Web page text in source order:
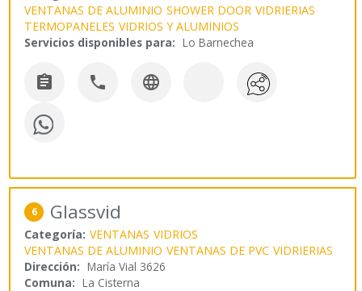
VENTANAS DE ALUMINIO SHOWER DOOR VIDRIERIAS
TERMOPANELES VIDRIOS Y ALUMINIOS
Servicios disponibles para: Lo Barnechea
  
6 Glassvid
Categoría: VENTANAS VIDRIOS
VENTANAS DE ALUMINIO VENTANAS DE PVC VIDRIERIAS
Dirección: María Vial 3626
Comuna: La Cisterna